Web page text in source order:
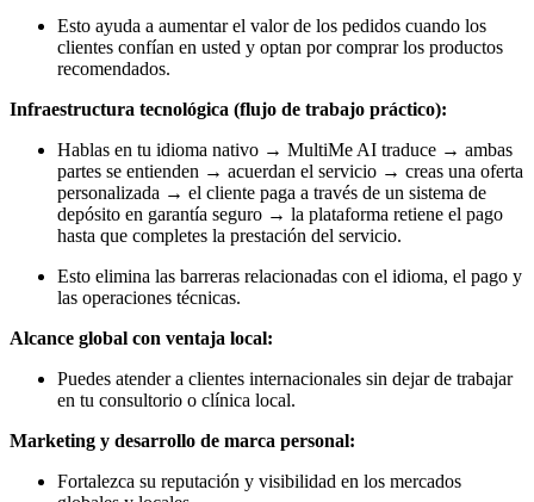
Esto ayuda a aumentar el valor de los pedidos cuando los
clientes confían en usted y optan por comprar los productos
recomendados.
Infraestructura tecnológica (flujo de trabajo práctico):
Hablas en tu idioma nativo → MultiMe AI traduce → ambas
partes se entienden → acuerdan el servicio → creas una oferta
personalizada → el cliente paga a través de un sistema de
depósito en garantía seguro → la plataforma retiene el pago
hasta que completes la prestación del servicio.
Esto elimina las barreras relacionadas con el idioma, el pago y
las operaciones técnicas.
Alcance global con ventaja local:
Puedes atender a clientes internacionales sin dejar de trabajar
en tu consultorio o clínica local.
Marketing y desarrollo de marca personal:
Fortalezca su reputación y visibilidad en los mercados